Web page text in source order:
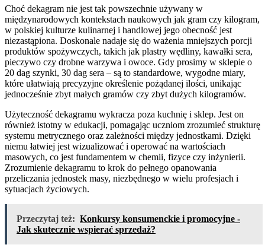
Choć dekagram nie jest tak powszechnie używany w
międzynarodowych kontekstach naukowych jak gram czy kilogram,
w polskiej kulturze kulinarnej i handlowej jego obecność jest
niezastąpiona. Doskonale nadaje się do ważenia mniejszych porcji
produktów spożywczych, takich jak plastry wędliny, kawałki sera,
pieczywo czy drobne warzywa i owoce. Gdy prosimy w sklepie o
20 dag szynki, 30 dag sera – są to standardowe, wygodne miary,
które ułatwiają precyzyjne określenie pożądanej ilości, unikając
jednocześnie zbyt małych gramów czy zbyt dużych kilogramów.
Użyteczność dekagramu wykracza poza kuchnię i sklep. Jest on
również istotny w edukacji, pomagając uczniom zrozumieć strukturę
systemu metrycznego oraz zależności między jednostkami. Dzięki
niemu łatwiej jest wizualizować i operować na wartościach
masowych, co jest fundamentem w chemii, fizyce czy inżynierii.
Zrozumienie dekagramu to krok do pełnego opanowania
przeliczania jednostek masy, niezbędnego w wielu profesjach i
sytuacjach życiowych.
Przeczytaj też: Konkursy konsumenckie i promocyjne -
Jak skutecznie wspierać sprzedaż?